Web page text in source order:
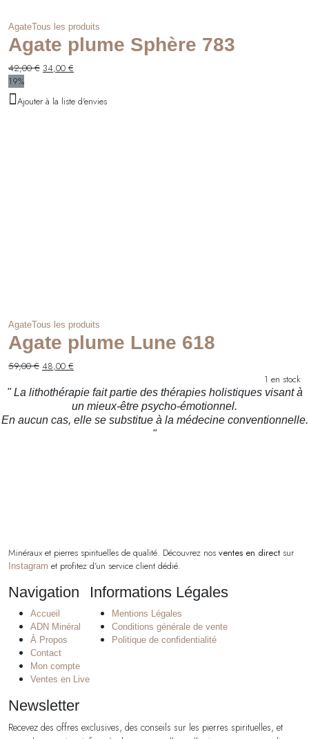
AgateTous les produits
Agate plume Sphère 783
42,00€ Le
était :
34,00 €
est :
19%
Ajouter à la liste d'envies
AgateTous les produits
Agate plume Lune 618
59,00€ Le
initial
59,00 €.
48,00 €
actuel
est :
48,00 €.
1 en stock
" La lithothérapie fait partie des thérapies holistiques visant à
un mieux-être psycho-émotionnel.
En aucun cas, elle se substitue à la médecine conventionnelle.
"
Minéraux et pierres spirituelles de qualité. Découvrez nos ventes en direct sur
Instagram et profitez d’un service client dédié.
Navigation
Accueil
ADN Minéral
À Propos
Contact
Mon compte
Ventes en Live
Informations Légales
Mentions Légales
Conditions générale de vente
Politique de confidentialité
Newsletter
Recevez des offres exclusives, des conseils sur les pierres spirituelles, et